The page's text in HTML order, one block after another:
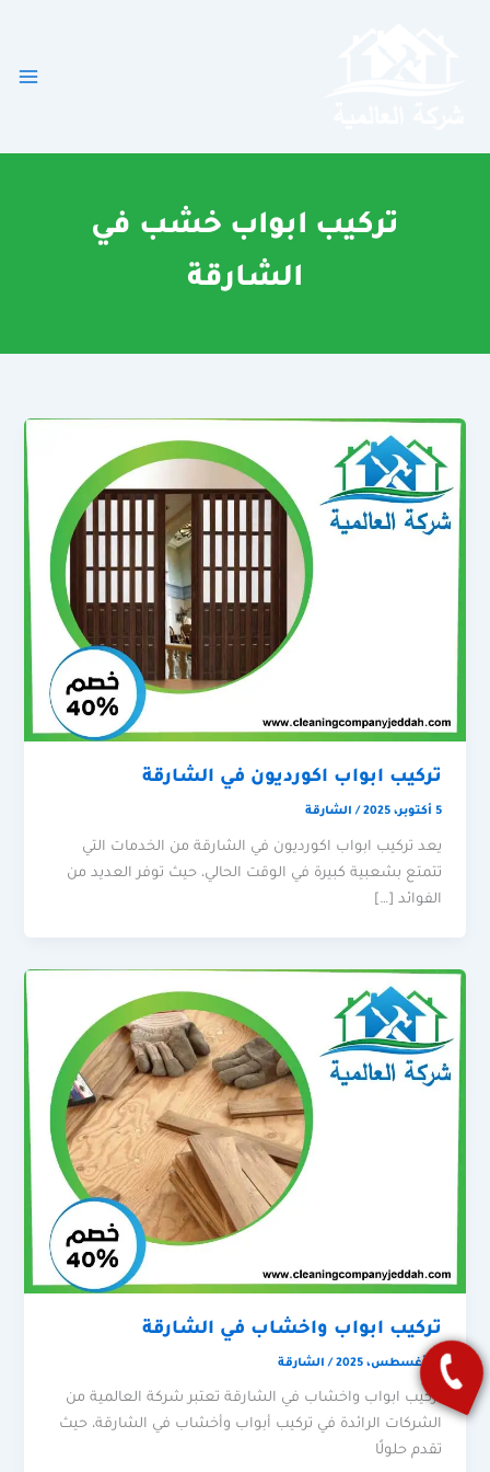
تركيب ابواب خشب في
الشارقة
تركيب ابواب اكورديون في الشارقة
5 أكتوبر، 2025 / الشارقة
يعد تركيب ابواب اكورديون في الشارقة من الخدمات التي
تتمتع بشعبية كبيرة في الوقت الحالي، حيث توفر العديد من
الفوائد […]
تركيب ابواب واخشاب في الشارقة
16 أغسطس، 2025 / الشارقة
تركيب ابواب واخشاب في الشارقة تعتبر شركة العالمية من
الشركات الرائدة في تركيب أبواب وأخشاب في الشارقة، حيث
تقدم حلولًا